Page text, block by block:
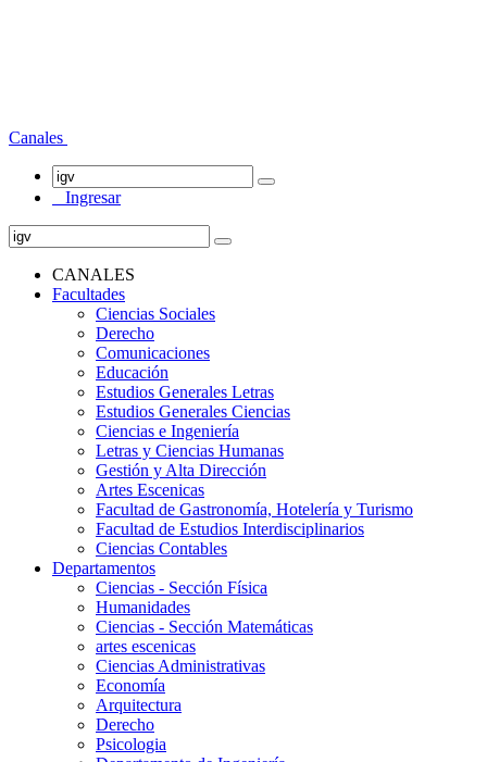
Canales
Ingresar
CANALES
Facultades
Ciencias Sociales
Derecho
Comunicaciones
Educación
Estudios Generales Letras
Estudios Generales Ciencias
Ciencias e Ingeniería
Letras y Ciencias Humanas
Gestión y Alta Dirección
Artes Escenicas
Facultad de Gastronomía, Hotelería y Turismo
Facultad de Estudios Interdisciplinarios
Ciencias Contables
Departamentos
Ciencias - Sección Física
Humanidades
Ciencias - Sección Matemáticas
artes escenicas
Ciencias Administrativas
Economía
Arquitectura
Derecho
Psicologia